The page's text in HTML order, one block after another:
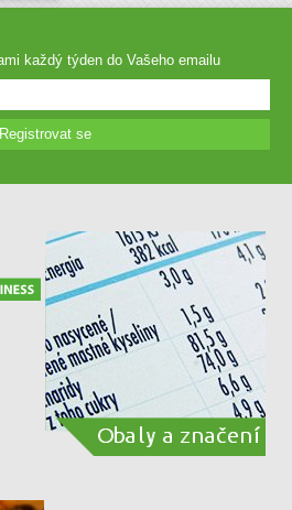
každý týden do Vašeho emailu
Registrovat se